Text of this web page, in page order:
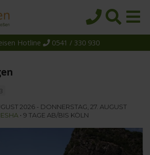
Hotline 0541 / 330 930
2026 - DONNERSTAG, 27. AUGUST
• 9 TAGE AB/BIS KÖLN